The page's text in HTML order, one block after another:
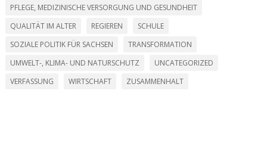
PFLEGE, MEDIZINISCHE VERSORGUNG UND GESUNDHEIT
QUALITÄT IM ALTER
REGIEREN
SCHULE
SOZIALE POLITIK FÜR SACHSEN
TRANSFORMATION
UMWELT-, KLIMA- UND NATURSCHUTZ
UNCATEGORIZED
VERFASSUNG
WIRTSCHAFT ZUSAMMENHALT